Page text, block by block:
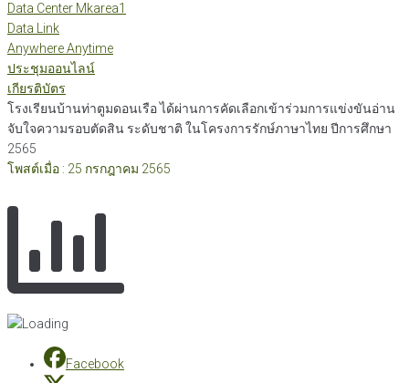
Data Center Mkarea1
Data Link
Anywhere Anytime
ประชุมออนไลน์
เกียรติบัตร
โรงเรียนบ้านท่าตูมดอนเรือ ได้ผ่านการคัดเลือกเข้าร่วมการแข่งขันอ่าน
จับใจความรอบตัดสิน ระดับชาติ ในโครงการรักษ์ภาษาไทย ปีการศึกษา
2565
โพสต์เมื่อ : 25 กรกฎาคม 2565
Facebook